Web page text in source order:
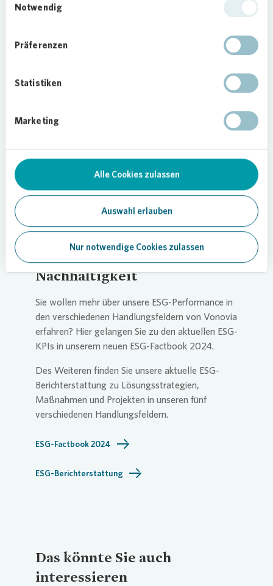
Notwendig
Präferenzen
Statistiken
Marketing
Alle Cookies zulassen
Auswahl erlauben
Nur notwendige Cookies zulassen
Nachhaltigkeit
Sie wollen mehr über unsere ESG-Performance in
den verschiedenen Handlungsfeldern von Vonovia
erfahren? Hier gelangen Sie zu den aktuellen ESG-
KPIs in unserem neuen ESG-Factbook 2024.
Des Weiteren finden Sie unsere aktuelle ESG-
Berichterstattung zu Lösungsstrategien,
Maßnahmen und Projekten in unseren fünf
verschiedenen Handlungsfeldern.
ESG-Factbook 2024
ESG-Berichterstattung
Das könnte Sie auch
interessieren